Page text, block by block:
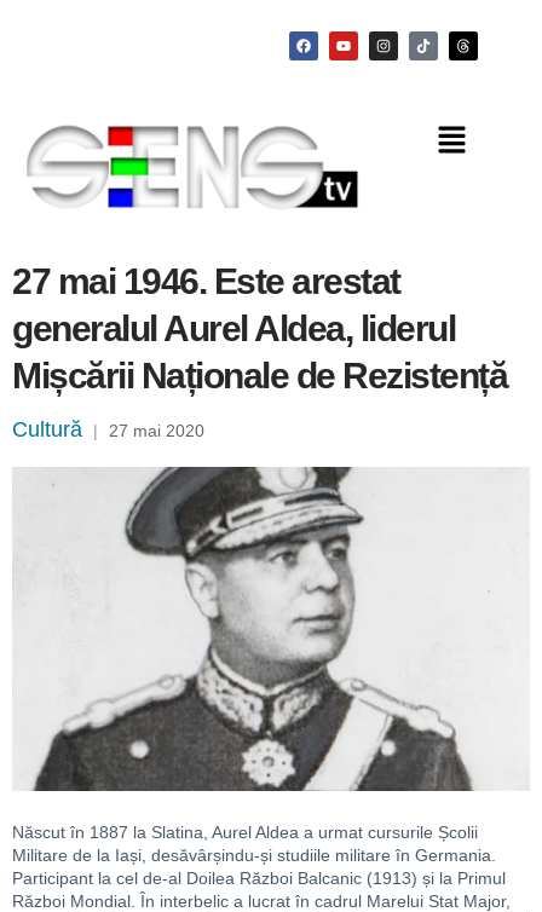
27 mai 1946. Este arestat
generalul Aurel Aldea, liderul
Mișcării Naționale de Rezistență
Cultură | 27 mai 2020
Născut în 1887 la Slatina, Aurel Aldea a urmat cursurile Școlii
Militare de la Iași, desăvârșindu-și studiile militare în Germania.
Participant la cel de-al Doilea Război Balcanic (1913) și la Primul
Război Mondial. În interbelic a lucrat în cadrul Marelui Stat Major,